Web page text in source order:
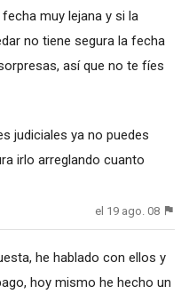
muy lejana y si la
no tiene segura la fecha
así que no te fíes
judiciales ya no puedes
irlo arreglando cuanto
el 19 ago. 08
he hablado con ellos y
hoy mismo he hecho un